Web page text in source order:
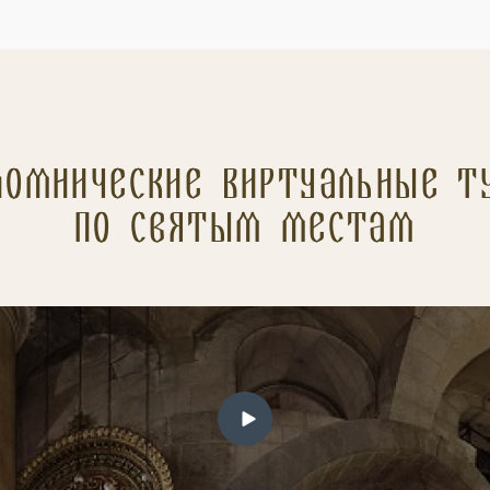
Виртуальные
по святым местам